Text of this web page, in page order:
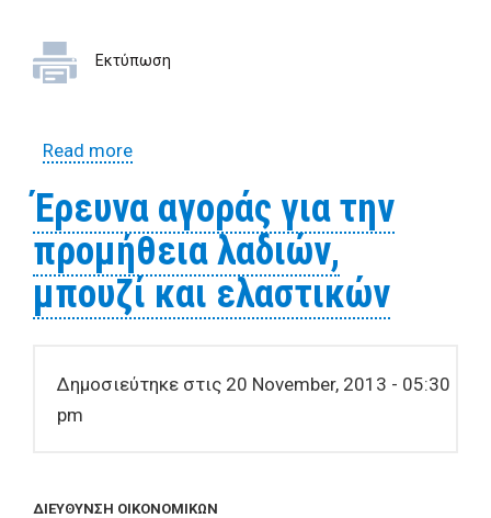
Εκτύπωση
Read moreabout Έρευνα αγοράς ανταλλακτικών για
Έρευνα αγοράς για την
προμήθεια λαδιών,
μπουζί και ελαστικών
Δημοσιεύτηκε στις 20 November, 2013 - 05:30
pm
ΔIEYΘYNΣH OIKONOMIKΩN